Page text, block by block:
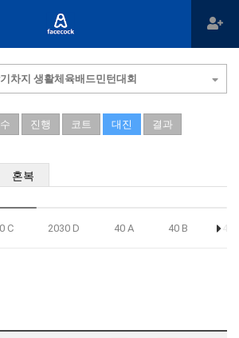
차지 생활체육배드민턴대회
진행 코트 대진 결과
혼복
C 2030 D 40 A 40 B 40